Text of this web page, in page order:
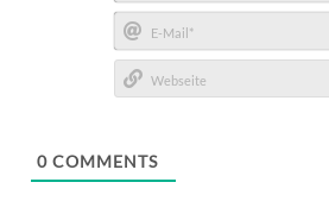
Name*
E-
Mail*
0 COMMENTS